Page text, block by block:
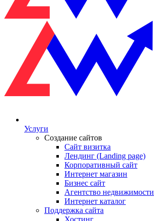
Услуги
Создание сайтов
Сайт визитка
Лендинг (Landing page)
Корпоративный сайт
Интернет магазин
Бизнес сайт
Агентство недвижимости
Интернет каталог
Поддержка сайта
Хостинг